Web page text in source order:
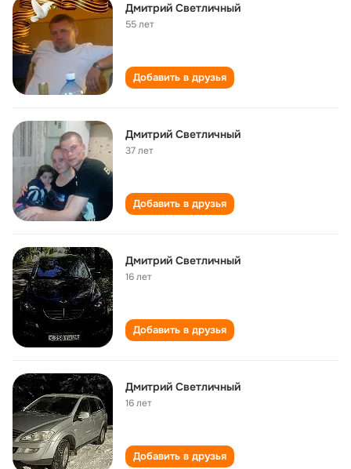
Дмитрий Светличный
55 лет
Добавить в друзья
Дмитрий Светличный
37 лет
Добавить в друзья
Дмитрий Светличный
16 лет
Добавить в друзья
Дмитрий Светличный
16 лет
Добавить в друзья